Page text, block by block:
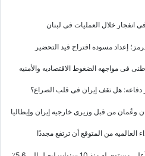
انفجار خلال العملیات فی لبنان
إعداد مسوده اقتراح قید التحضیر
فی مواجهه الضغوط الاقتصادیه والأمنیه
هل تقف إیران فی قلب الصراع؟
وعُمان من قبل وزیری خارجیه إیران وإیطالیا
العالمیه من المتوقع أن ترتفع مجددًا